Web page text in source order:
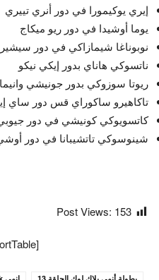
إيري يوكيمورا في دور أنري تييري
يوما أوشيدا في دور ريو ميكاج
نوبوناغا شيمازاكي في دور
ناتسوكي هاناي بدور إيكي نيكو
ريوتا سوزوكي بدور جونيشي
تاكاهيرو ساكوراي قس دور ساي
كاتسويوكي كونيشي في دور
شينوسوكي تاتشيبانا في دور
Post Views: 153
[AlbaSportTable]